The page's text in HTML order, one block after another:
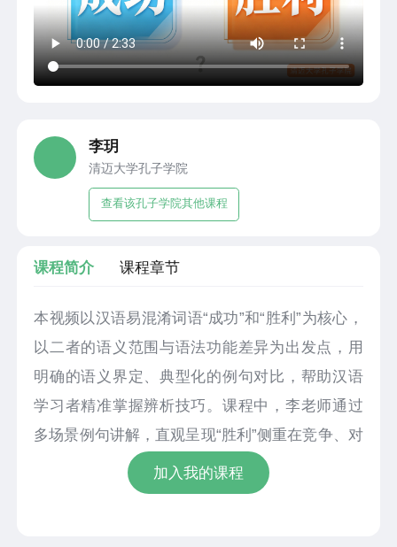
李玥
清迈大学孔子学院
查看该孔子学院其他课程
课程简介 课程章节
本视频以汉语易混淆词语“成功”和“胜利”为核心，
以二者的语义范围与语法功能差异为出发点，用
明确的语义界定、典型化的例句对比，帮助汉语
学习者精准掌握辨析技巧。课程中，李老师通过
多场景例句讲解，直观呈现“胜利”侧重在竞争、对
抗中达成目标、多作状语的特点，以及“成功”适用
范围更广、可作谓语和补语、不强调对抗性的属
加入我的课程